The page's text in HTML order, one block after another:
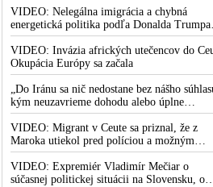
najnovších správ preniklo do tejto
exklávy na severe Afriky vyše 70-tisíc
migrantov
VIDEO: Nelegálna imigrácia a chybná
energetická politika podľa Donalda Trumpa
zabíjajú Európu. Americký prezident
eskalácie konfliktu s Iránom vyhlásil, že
armáda USA bola na jeho príkaz pripravená
uskutočniť „najväčší útok od druhej
vojny“
VIDEO: Invázia afrických utečencov do
Okupácia Európy sa začala
„Do Iránu sa nič nedostane bez nášho
kým neuzavrieme dohodu alebo úplne
nekapitulujú,“ vyhlásil Donald Trump a
že „Irán nikdy nebude mať jadrovú zbraň!“
VIDEO: Migrant v Ceute sa priznal, že z
Maroka utiekol pred políciou a možným
obvinením z vraždy svojej kamarátky.
Pracovníčka migračného centra v Ceute
medzitým potvrdila, že väčšina utečencov v
VIDEO: Expremiér Vladimír Mečiar o
súčasnej politickej situácii na Slovensku, o